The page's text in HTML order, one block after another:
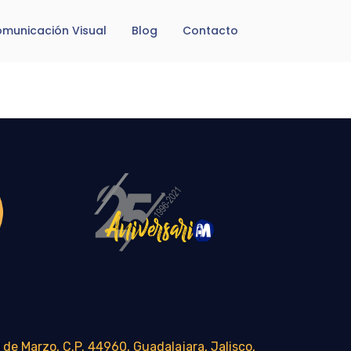
Visual Blog Contacto
Marzo, C.P. 44960, Guadalajara, Jalisco,